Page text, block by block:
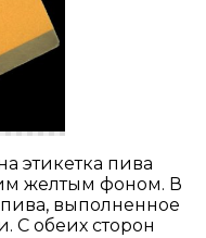
этикетка пива
желтым фоном. В
выполненное
С обеих сторон